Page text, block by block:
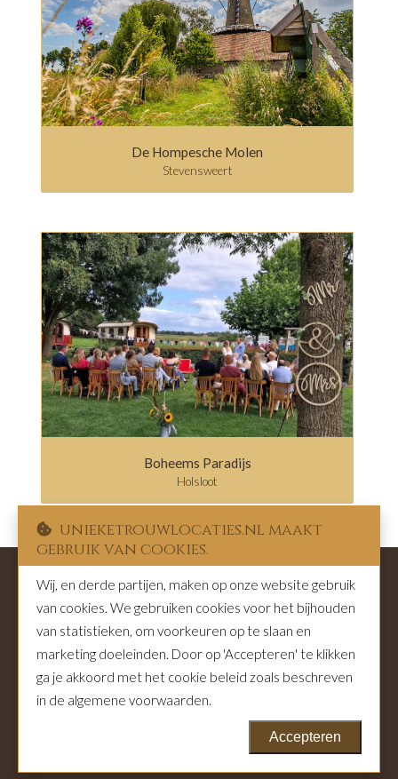
De Hompesche Molen
Stevensweert
Boheems Paradijs
Holsloot
Over ons Contact en adverteren
Gebruikersvoorwaarden| Bruidsbeurs plaatsen
© Genista Communicatie 2001 - 2026
Axivorm
unieketrouwlocaties.nl maakt
gebruik van cookies.
Wij, en derde partijen, maken op onze website gebruik
van cookies. We gebruiken cookies voor het bijhouden
van statistieken, om voorkeuren op te slaan en
marketing doeleinden. Door op 'Accepteren' te klikken
ga je akkoord met het cookie beleid zoals beschreven
in de algemene voorwaarden.
Accepteren